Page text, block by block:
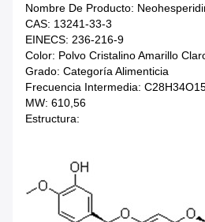
Nombre De Producto:
CAS: 13241-33-3
EINECS: 236-216-9
Color: Polvo Cristalino Amarillo
Grado: Categoría Alimenticia
Frecuencia Intermedia:
MW: 610,56
Estructura: